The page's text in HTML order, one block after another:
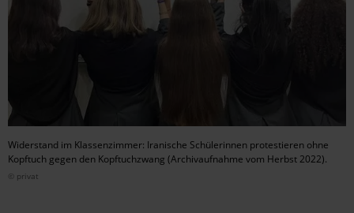
Widerstand im Klassenzimmer: Iranische Schülerinnen protestieren ohne
Kopftuch gegen den Kopftuchzwang (Archivaufnahme vom Herbst 2022).
© privat